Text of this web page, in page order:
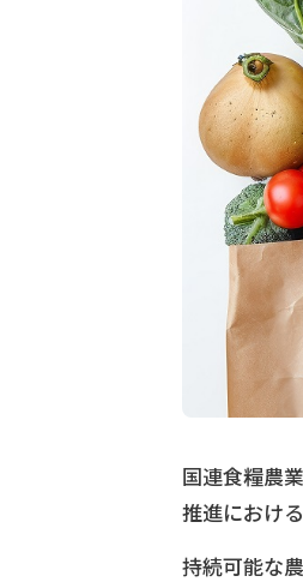
国連食糧農
推進におけ
持続可能な